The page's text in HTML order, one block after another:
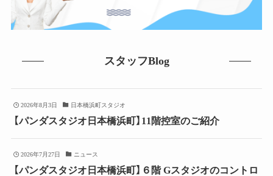
スタッフBlog
2026年8月3日 日本橋浜町スタジオ
【パンダスタジオ日本橋浜町】11階控室のご紹介
2026年7月27日 ニュース
【パンダスタジオ日本橋浜町】６階 Gスタジオのコントロ